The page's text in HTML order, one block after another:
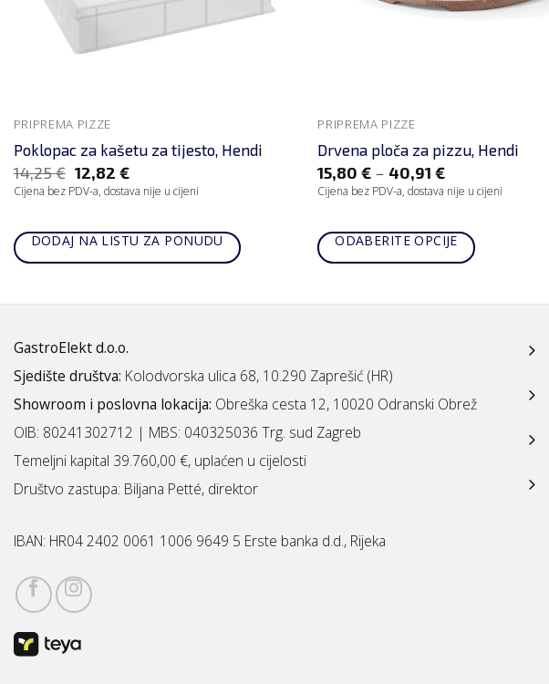
PRIPREMA PIZZE
Poklopac za kašetu za tijesto, Hendi
14,25€ 12,82€
Cijena bez PDV-a, dostava nije u cijeni
DODAJ NA LISTU ZA PONUDU
PRIPREMA PIZZE
Drvena ploča za pizzu, Hendi
15,80€ –40,91€
Cijena bez PDV-a, dostava nije u cijeni
ODABERITE OPCIJE
GastroElekt d.o.o.
Sjedište društva: Kolodvorska ulica 68, 10.290 Zaprešić (HR)
Showroom i poslovna lokacija: Obreška cesta 12, 10020 Odranski Obrež
OIB: 80241302712 | MBS: 040325036 Trg. sud Zagreb
Temeljni kapital 39.760,00 €, uplaćen u cijelosti
Društvo zastupa: Biljana Petté, direktor
IBAN: HR04 2402 0061 1006 9649 5 Erste banka d.d., Rijeka